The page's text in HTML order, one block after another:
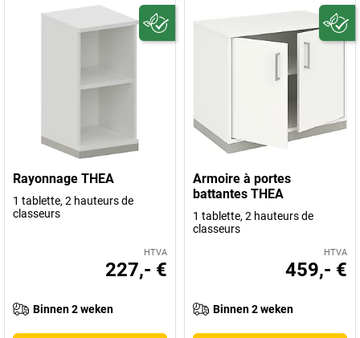
Rayonnage THEA
1 tablette, 2 hauteurs de
classeurs
HTVA
227,- €
Binnen 2 weken
Armoire à portes
battantes THEA
1 tablette, 2 hauteurs de
classeurs
HTVA
459,- €
Binnen 2 weken